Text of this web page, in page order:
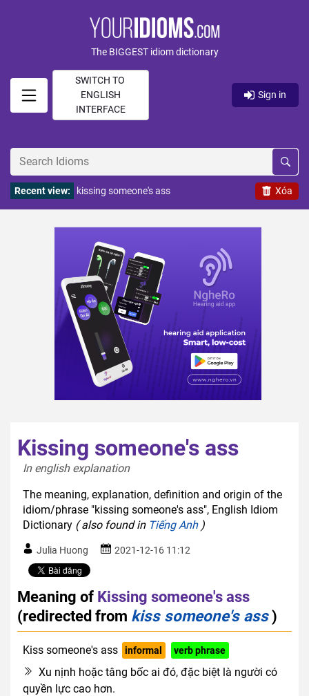
The BIGGEST idiom dictionary
SWITCH TO
ENGLISH
INTERFACE
Sign in
Xóa
Recent view: kissing someone's ass
Kissing someone's ass
In english explanation
The meaning, explanation, definition and origin of the
idiom/phrase "kissing someone's ass", English Idiom
Dictionary ( also found in Tiếng Anh)
Julia Huong 2021-12-16 11:12
Meaning of Kissing someone's ass
(redirected from kiss someone's ass)
Kiss someone's ass informal verb phrase
Xu nịnh hoặc tâng bốc ai đó, đặc biệt là người có
quyền lực cao hơn.